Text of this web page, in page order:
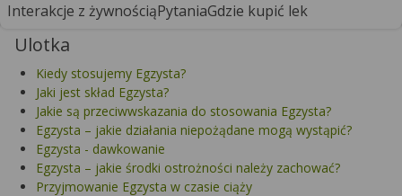
Interakcje z żywnościąPytaniaGdzie kupić lek
Ulotka
Kiedy stosujemy Egzysta?
Jaki jest skład Egzysta?
Jakie są przeciwwskazania do stosowania Egzysta?
Egzysta – jakie działania niepożądane mogą wystąpić?
Egzysta - dawkowanie
Egzysta – jakie środki ostrożności należy zachować?
Przyjmowanie Egzysta w czasie ciąży